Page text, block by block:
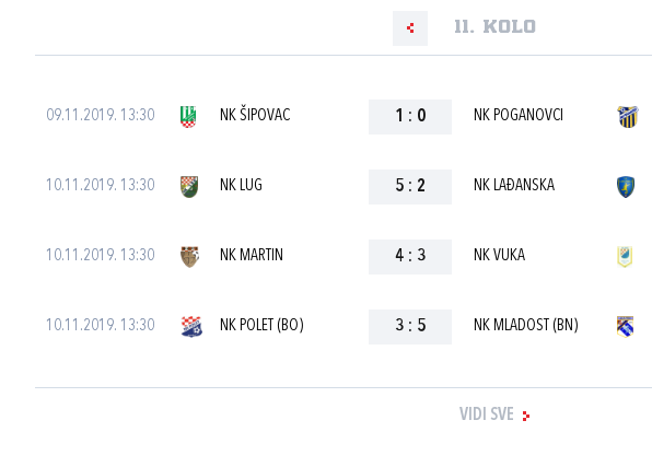
11. kolo
09.11.2019. 13:30 NK ŠIPOVAC 1 : 0 NK POGANOVCI
10.11.2019. 13:30 NK LUG 5 : 2 NK LAĐANSKA
10.11.2019. 13:30 NK MARTIN 4 : 3 NK VUKA
10.11.2019. 13:30 NK POLET (BO) 3 : 5 NK MLADOST (BN)
VIDI SVE